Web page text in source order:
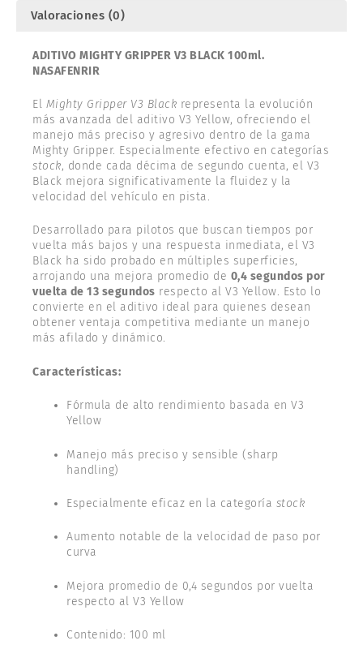
Valoraciones (0)
ADITIVO MIGHTY GRIPPER V3 BLACK 100ml.
NASAFENRIR
El Mighty Gripper V3 Black representa la evolución
más avanzada del aditivo V3 Yellow, ofreciendo el
manejo más preciso y agresivo dentro de la gama
Mighty Gripper. Especialmente efectivo en categorías
stock, donde cada décima de segundo cuenta, el V3
Black mejora significativamente la fluidez y la
velocidad del vehículo en pista.
Desarrollado para pilotos que buscan tiempos por
vuelta más bajos y una respuesta inmediata, el V3
Black ha sido probado en múltiples superficies,
arrojando una mejora promedio de 0,4 segundos por
vuelta de 13 segundos respecto al V3 Yellow. Esto lo
convierte en el aditivo ideal para quienes desean
obtener ventaja competitiva mediante un manejo
más afilado y dinámico.
Características:
Fórmula de alto rendimiento basada en V3
Yellow
Manejo más preciso y sensible (sharp
handling)
Especialmente eficaz en la categoría stock
Aumento notable de la velocidad de paso por
curva
Mejora promedio de 0,4 segundos por vuelta
respecto al V3 Yellow
Contenido: 100 ml